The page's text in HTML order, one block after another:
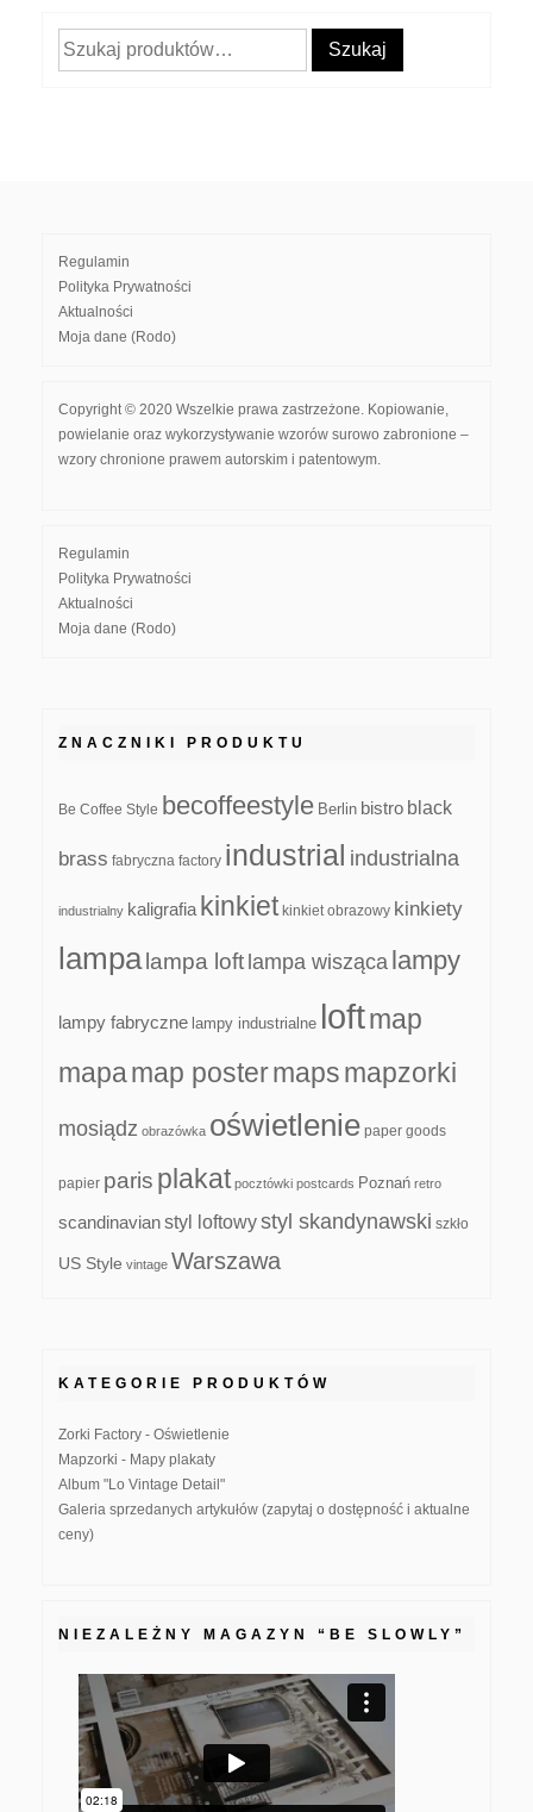
Szukaj: Szukaj
Regulamin
Polityka Prywatności
Aktualności
Moja dane (Rodo)
Copyright © 2020 Wszelkie prawa zastrzeżone. Kopiowanie,
powielanie oraz wykorzystywanie wzorów surowo zabronione –
wzory chronione prawem autorskim i patentowym.
Regulamin
Polityka Prywatności
Aktualności
Moja dane (Rodo)
ZNACZNIKI PRODUKTU
Be Coffee Style becoffeestyle Berlin bistro black
brass fabryczna factory industrial industrialna
industrialny kaligrafia kinkiet kinkiet obrazowy kinkiety
lampa lampa loft lampa wisząca lampy
lampy fabryczne lampy industrialne loftmap
mapamap postermapsmapzorki
mosiądz obrazówka oświetlenie paper goods
papier paris plakat pocztówki postcards Poznań retro
scandinavianstyl loftowystyl skandynawski szkło
US Style vintage Warszawa
KATEGORIE PRODUKTÓW
Zorki Factory - Oświetlenie
Mapzorki - Mapy plakaty
Album "Lo Vintage Detail"
Galeria sprzedanych artykułów (zapytaj o dostępność i aktualne
ceny)
NIEZALEŻNY MAGAZYN “BE SLOWLY”